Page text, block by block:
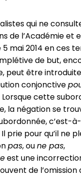
qui ne
de l’Académie et
mai 2014 en ces
de but,
peut être
conjonctive
Lorsque cette
la négation se
c’est-
Il prie pour qu’il ne
pas, oune pas,
est une
de l’omission